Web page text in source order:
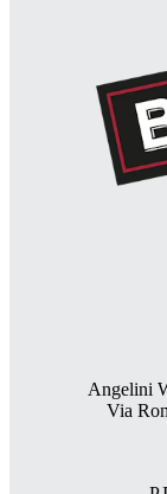
Angelini
Via